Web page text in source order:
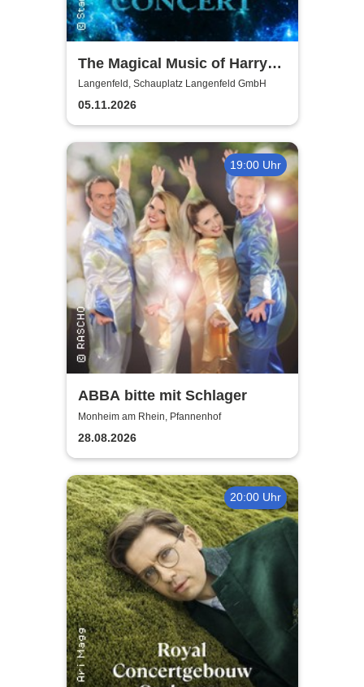
The Magical Music of Harry
Potter - Live in Concert
Langenfeld, Schauplatz Langenfeld GmbH
05.11.2026
19:00 Uhr
ABBA bitte mit Schlager
Monheim am Rhein, Pfannenhof
28.08.2026
20:00 Uhr